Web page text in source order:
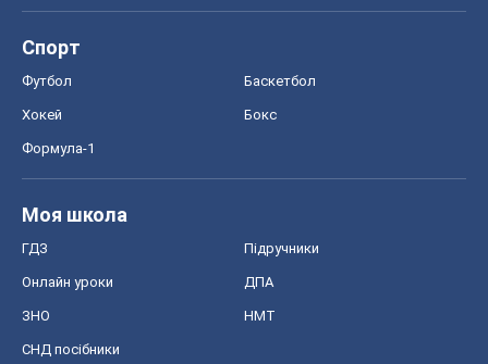
Спорт
Футбол Баскетбол
Хокей Бокс
Формула-1
Моя школа
ГДЗ Підручники
Онлайн уроки ДПА
ЗНО НМТ
СНД посібники